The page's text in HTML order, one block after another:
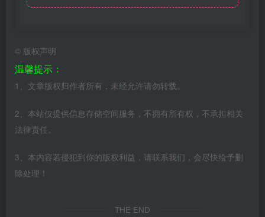
© 版权声明
温馨提示：
1、文章版权归作者所有，未经允许请勿转载。
2、本站仅提供信息存储空间服务，不拥有所有权，不承担相关
法律责任。
3、本内容若侵犯到你的版权利益，请联系我们，会尽快给予删
除处理！
THE END